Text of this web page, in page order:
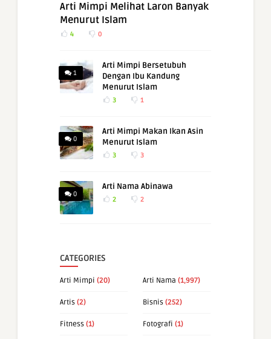
Arti Mimpi Melihat Laron Banyak
Menurut Islam
4 0
1
Arti Mimpi Bersetubuh
Dengan Ibu Kandung
Menurut Islam
3 1
0
Arti Mimpi Makan Ikan Asin
Menurut Islam
3 3
0
Arti Nama Abinawa
2 2
CATEGORIES
Arti Mimpi (20) Arti Nama (1,997)
Artis (2) Bisnis (252)
Fitness (1) Fotografi (1)